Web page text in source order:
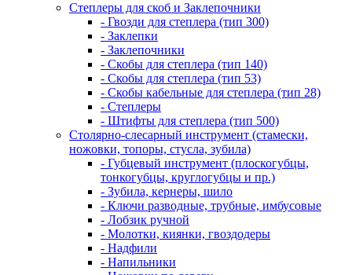
Степлеры для скоб и Заклепочники
- Гвозди для степлера (тип 300)
- Заклепки
- Заклепочники
- Скобы для степлера (тип 140)
- Скобы для степлера (тип 53)
- Скобы кабельные для степлера (тип 28)
- Степлеры
- Штифты для степлера (тип 500)
Столярно-слесарный инструмент (стамески,
ножовки, топоры, стусла, зубила)
- Губцевый инструмент (плоскогубцы,
тонкогубцы, круглогубцы и пр.)
- Зубила, кернеры, шило
- Ключи разводные, трубные, имбусовые
- Лобзик ручной
- Молотки, киянки, гвоздодеры
- Надфили
- Напильники